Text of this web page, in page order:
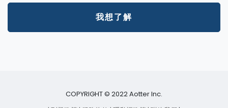
我想了解
COPYRIGHT © 2022 Aotter Inc.